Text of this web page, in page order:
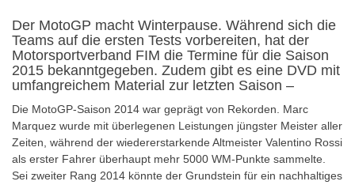
Der MotoGP macht Winterpause. Während sich die
Teams auf die ersten Tests vorbereiten, hat der
Motorsportverband FIM die Termine für die Saison
2015 bekanntgegeben. Zudem gibt es eine DVD mit
umfangreichem Material zur letzten Saison –
Die MotoGP-Saison 2014 war geprägt von Rekorden. Marc
Marquez wurde mit überlegenen Leistungen jüngster Meister aller
Zeiten, während der wiedererstarkende Altmeister Valentino Rossi
als erster Fahrer überhaupt mehr 5000 WM-Punkte sammelte.
Sei zweiter Rang 2014 könnte der Grundstein für ein nachhaltiges